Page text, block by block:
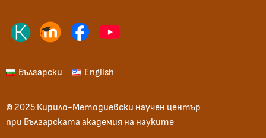
Български English
© 2025 Кирило-Методиевски научен център
при Българската академия на науките